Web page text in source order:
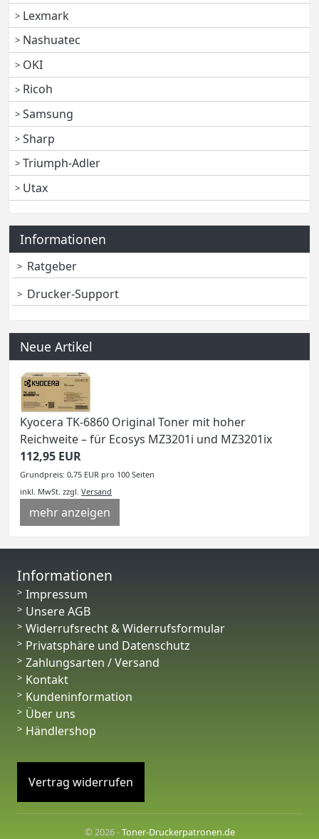
Lexmark
Nashuatec
OKI
Ricoh
Samsung
Sharp
Triumph-Adler
Utax
Informationen
Ratgeber
Drucker-Support
Neue Artikel
Kyocera TK-6860 Original Toner mit hoher
Reichweite – für Ecosys MZ3201i und MZ3201ix
112,95 EUR
Grundpreis: 0,75 EUR pro 100 Seiten
inkl. MwSt. zzgl. Versand
mehr anzeigen
Informationen
Impressum
Unsere AGB
Widerrufsrecht & Widerrufsformular
Privatsphäre und Datenschutz
Zahlungsarten / Versand
Kontakt
Kundeninformation
Über uns
Händlershop
Vertrag widerrufen
© 2026 -Toner-Druckerpatronen.de